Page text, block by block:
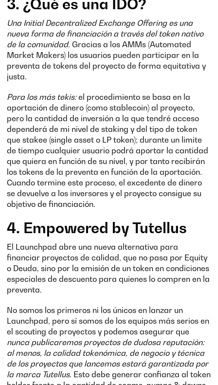
3. ¿Qué es una IDO?
Una Initial Decentralized Exchange Offering es una
nueva forma de financiación a través del token nativo
de la comunidad. Gracias a los AMMs (Automated
Market Makers) los usuarios pueden participar en la
preventa de tokens del proyecto de forma equitativa y
justa.
Para los más tekis:el procedimiento se basa en la
aportación de dinero (como stablecoin) al proyecto,
pero la cantidad de inversión a la que tendré acceso
dependerá de mi nivel de staking y del tipo de token
que stakee (single asset o LP token); durante un limite
de tiempo cualquier usuario podrá aportar la cantidad
que quiera en función de su nivel, y por tanto recibirán
los tokens de la preventa en función de la aportación.
Cuando termine este proceso, el excedente de dinero
se devuelve a los inversores y el proyecto consigue su
objetivo de financiación.
4. Empowered by Tutellus
El Launchpad abre una nueva alternativa para
financiar proyectos de calidad, que no pasa por Equity
o Deuda, sino por la emisión de un token en condiciones
especiales de descuento para quienes lo compren en la
preventa.
No somos los primeros ni los únicos en lanzar un
Launchpad, pero sí somos de los equipos más serios en
el scouting de proyectos y podemos asegurar que
nunca publicaremos proyectos de dudosa reputación:
al menos, la calidad tokenómica, de negocio y técnica
de los proyectos que lancemos estará garantizada por
la marca Tutellus. Esto debe generar confianza al token